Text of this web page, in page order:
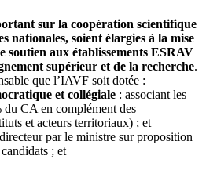
sur la coopération scientifique
nationales, soient élargies à la mise
soutien aux établissements ESRAV
supérieur et de la recherche.
que l’IAVF soit dotée :
et collégiale : associant les
du CA en complément des
et acteurs territoriaux) ; et
par le ministre sur proposition
; et